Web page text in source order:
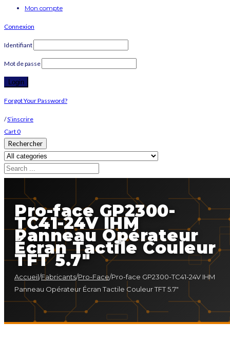
Mon compte
Connexion
Identifiant
Mot de passe
Forgot Your Password?
/S’inscrire
Cart0
Rechercher
Pro-face GP2300-
TC41-24V IHM
Panneau Opérateur
Écran Tactile Couleur
TFT 5.7″
Accueil/Fabricants/Pro-Face/Pro-face GP2300-TC41-24V IHM
Panneau Opérateur Écran Tactile Couleur TFT 5.7″